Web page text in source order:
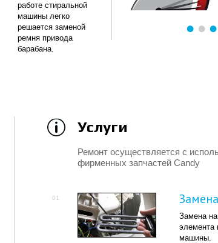
работе стиральной
машины легко
решается заменой
ремня привода
барабана.
Услуги
Ремонт осуществляется с
фирменных запчастей Candy
01
Замена
элемента
машины.